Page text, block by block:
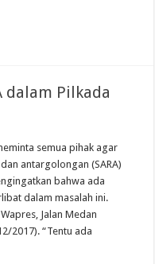
dalam Pilkada
semua pihak agar
antargolongan (SARA)
bahwa ada
dalam masalah ini.
Jalan Medan
2017). “Tentu ada